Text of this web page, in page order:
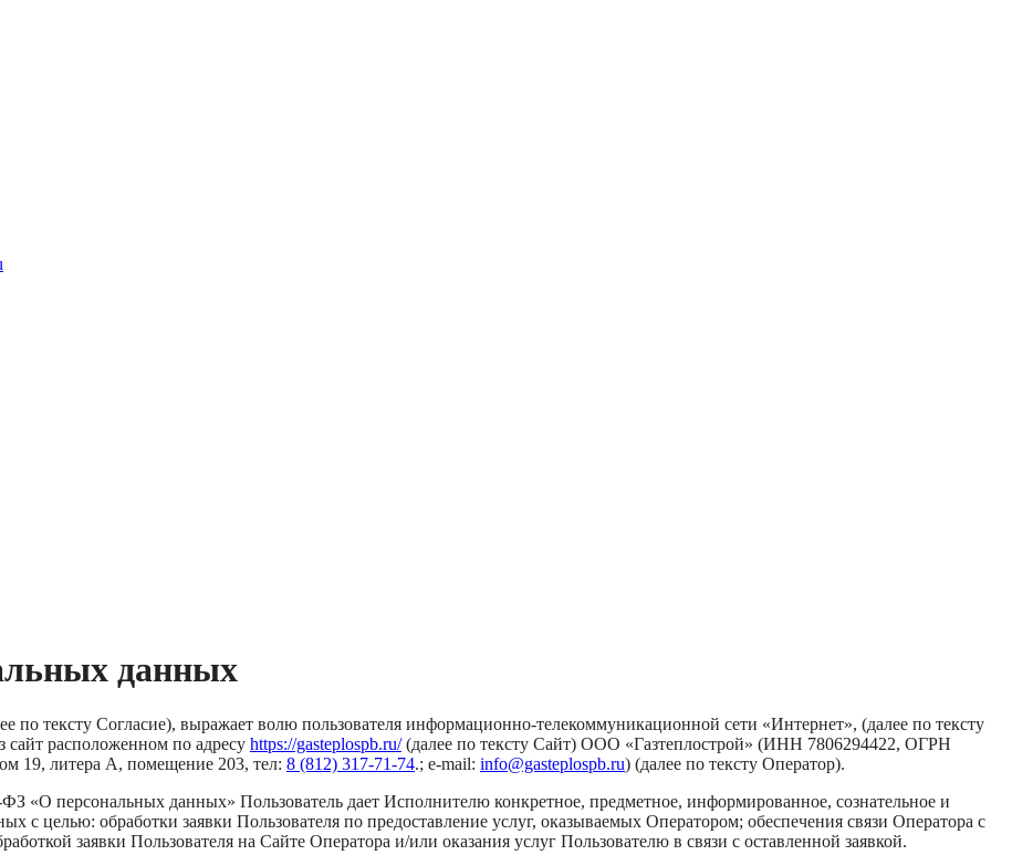
данных
по тексту Согласие), выражает волю пользователя информационно-телекоммуникационной сети «Интернет», (далее по тексту
сайт расположенном по адресу https://gasteplospb.ru/(далее по тексту Сайт) ООО «Газтеплострой» (ИНН 7806294422, ОГРН
19, литера А, помещение 203, тел: 8 (812) 317-71-74.; e-mail: info@gasteplospb.ru) (далее по тексту Оператор).
«О персональных данных» Пользователь дает Исполнителю конкретное, предметное, информированное, сознательное и
с целью: обработки заявки Пользователя по предоставление услуг, оказываемых Оператором; обеспечения связи Оператора с
заявки Пользователя на Сайте Оператора и/или оказания услуг Пользователю в связи с оставленной заявкой.